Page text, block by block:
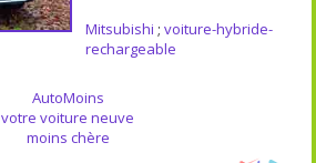
Mitsubishi ; voiture-hybride-
rechargeable
AutoMoins
votre voiture neuve
moins chère